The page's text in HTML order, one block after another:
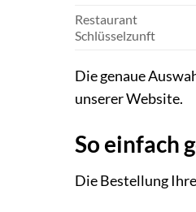
Restaurant
Schlüsselzunft
Die genaue
unserer Website.
So einfach
Die Bestellung